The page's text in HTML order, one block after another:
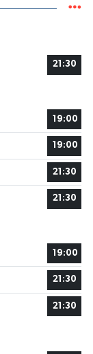
21:30
19:00
19:00
21:30
21:30
19:00
21:30
21:30